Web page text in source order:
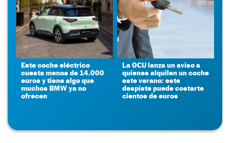
Este coche eléctrico
cuesta menos de 14.000
euros y tiene algo que
muchos BMW ya no
ofrecen
La OCU lanza un aviso a
quienes alquilen un coche
este verano: este
despiste puede costarte
cientos de euros